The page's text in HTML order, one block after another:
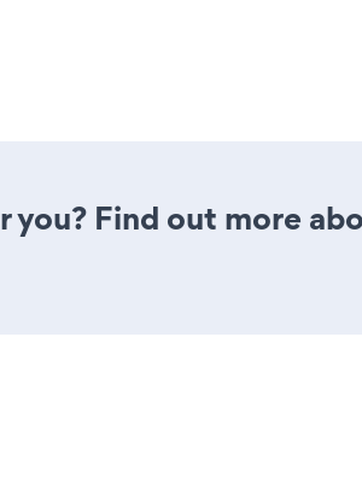
Find out more